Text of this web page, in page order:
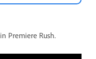
in Premiere Rush.